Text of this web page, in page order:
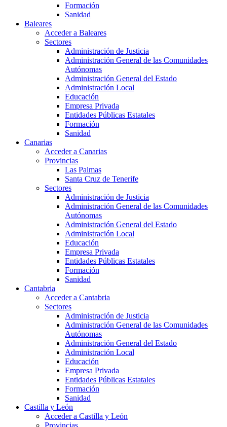
Formación
Sanidad
Baleares
Acceder a Baleares
Sectores
Administración de Justicia
Administración General de las Comunidades
Autónomas
Administración General del Estado
Administración Local
Educación
Empresa Privada
Entidades Públicas Estatales
Formación
Sanidad
Canarias
Acceder a Canarias
Provincias
Las Palmas
Santa Cruz de Tenerife
Sectores
Administración de Justicia
Administración General de las Comunidades
Autónomas
Administración General del Estado
Administración Local
Educación
Empresa Privada
Entidades Públicas Estatales
Formación
Sanidad
Cantabria
Acceder a Cantabria
Sectores
Administración de Justicia
Administración General de las Comunidades
Autónomas
Administración General del Estado
Administración Local
Educación
Empresa Privada
Entidades Públicas Estatales
Formación
Sanidad
Castilla y León
Acceder a Castilla y León